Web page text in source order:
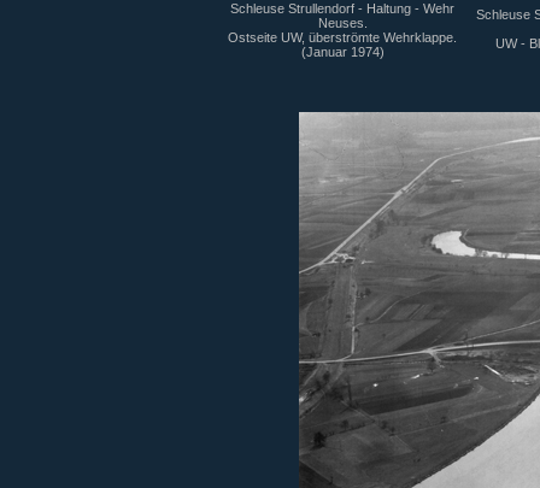
Schleuse Strullendorf - Haltung - Wehr
Neuses.
Ostseite UW, überströmte Wehrklappe.
(Januar 1974)
Schleuse
UW -